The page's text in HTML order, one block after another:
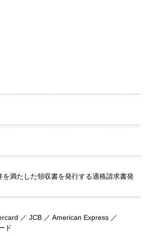
を満たした領収書を発行する適格請求書発
／ JCB ／ American Express ／
ド